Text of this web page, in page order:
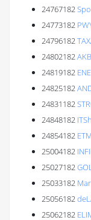
24767182
24773182
24796182
24802182
24819182
24825182
24831182
24848182
24854182
25004182
25027182
25033182
25056182
25062182